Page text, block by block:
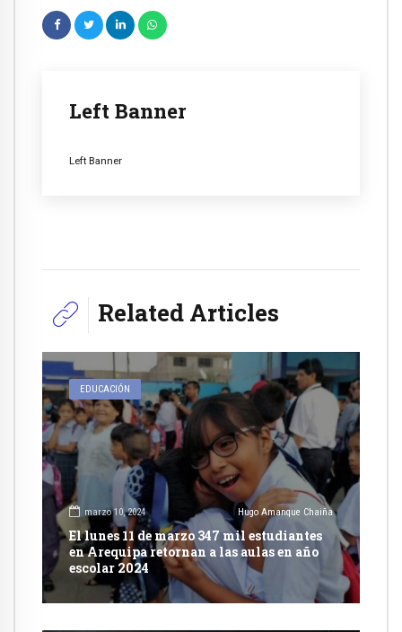
Left Banner
Left Banner
Related Articles
EDUCACIÓN
marzo 10, 2024 Hugo Amanque Chaiña
El lunes 11 de marzo 347 mil estudiantes
en Arequipa retornan a las aulas en año
escolar 2024